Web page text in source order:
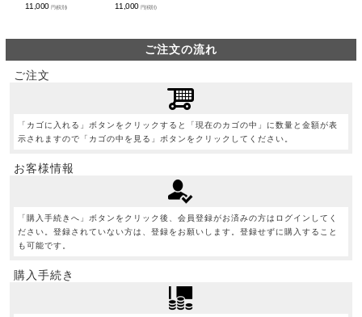
11,000円(税別)
11,000 円(税別)
ご注文の流れ
ご注文
「カゴに入れる」ボタンをクリックすると「現在のカゴの中」に数量と金額が表
示されますので「カゴの中を見る」ボタンをクリックしてください。
お客様情報
「購入手続きへ」ボタンをクリック後、会員登録がお済みの方はログインしてく
ださい。登録されていない方は、登録をお願いします。登録せずに購入すること
も可能です。
購入手続き